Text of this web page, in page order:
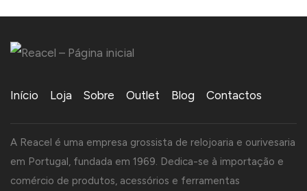
Início Loja Sobre Outlet Blog Contactos
A Reacel é uma empresa grossista de relojoaria e ourivesaria
em Portugal, fundada em 1969. Dedica-se à importação e
comércio de produtos, acessórios e ferramentas